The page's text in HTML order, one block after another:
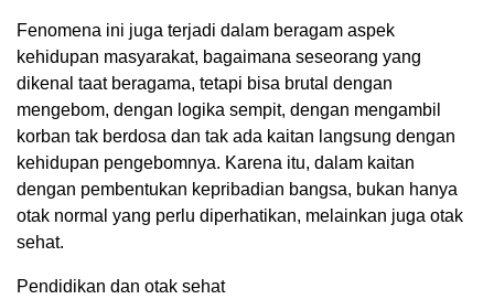
Fenomena ini juga terjadi dalam beragam aspek
kehidupan masyarakat, bagaimana seseorang yang
dikenal taat beragama, tetapi bisa brutal dengan
mengebom, dengan logika sempit, dengan mengambil
korban tak berdosa dan tak ada kaitan langsung dengan
kehidupan pengebomnya. Karena itu, dalam kaitan
dengan pembentukan kepribadian bangsa, bukan hanya
otak normal yang perlu diperhatikan, melainkan juga otak
sehat.
Pendidikan dan otak sehat